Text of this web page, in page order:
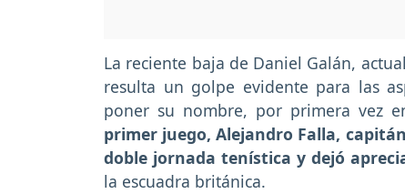
La reciente baja de Daniel Galán,
resulta un golpe evidente para las
poner su nombre, por primera vez
primer juego, Alejandro Falla,
doble jornada tenística y dejó
la escuadra británica.